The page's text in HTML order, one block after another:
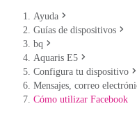
Ayuda
Guías de dispositivos
bq
Aquaris E5
Configura tu dispositivo
Mensajes, correo
Cómo utilizar Facebook